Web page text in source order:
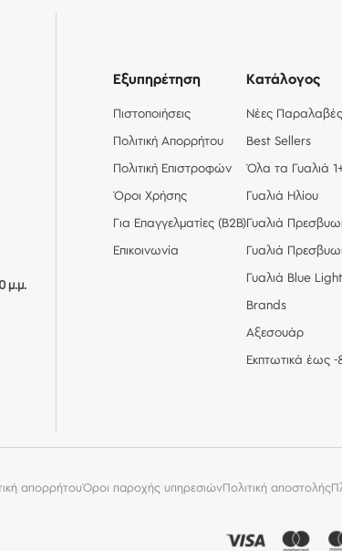
μ.μ.
Εξυπηρέτηση
Πιστοποιήσεις
Πολιτική Απορρήτου
Πολιτική Επιστροφών
Όροι Χρήσης
Για Επαγγελματίες (Β2Β)
Επικοινωνία
Κατάλογος
Νέες Παραλαβές
Best Sellers
Όλα τα Γυαλιά
Γυαλιά Ηλίου
Γυαλιά
Γυαλιά
Γυαλιά Blue Light
Brands
Αξεσουάρ
Εκπτωτικά έως -
απορρήτουΌροι παροχής υπηρεσιώνΠολιτική αποστολής